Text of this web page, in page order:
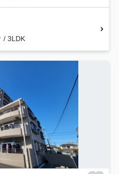
/ 3LDK